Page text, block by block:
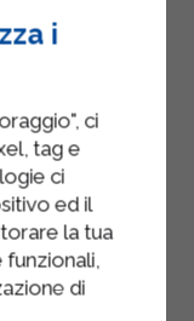
de
et
la entre
et
1
i
ci
tag e
ci
ed il
la tua
funzionali,
di